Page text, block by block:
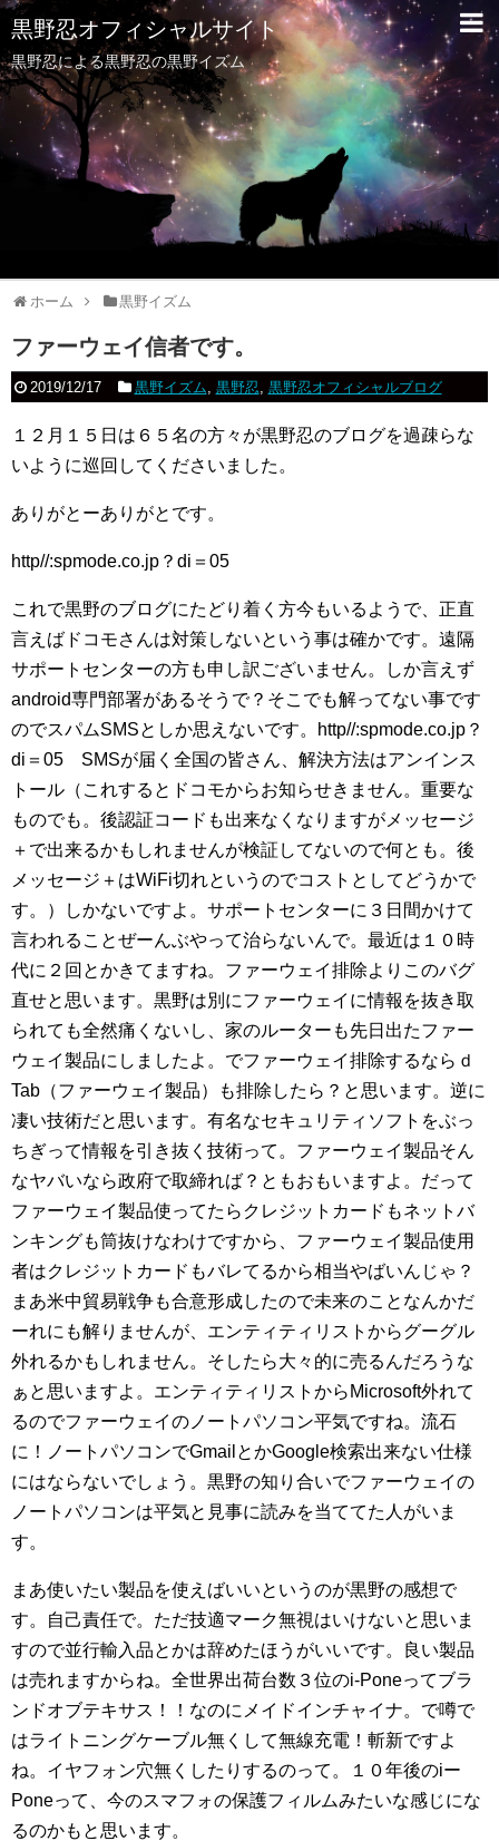
黒野忍オフィシャルサイト
黒野忍による黒野忍の黒野イズム
ホーム 黒野イズム
ファーウェイ信者です。
2019/12/17 黒野イズム, 黒野忍, 黒野忍オフィシャルブログ
１２月１５日は６５名の方々が黒野忍のブログを過疎らな
いように巡回してくださいました。
ありがとーありがとです。
http//:spmode.co.jp？di＝05
これで黒野のブログにたどり着く方今もいるようで、正直
言えばドコモさんは対策しないという事は確かです。遠隔
サポートセンターの方も申し訳ございません。しか言えず
android専門部署があるそうで？そこでも解ってない事です
のでスパムSMSとしか思えないです。http//:spmode.co.jp？
di＝05 SMSが届く全国の皆さん、解決方法はアンインス
トール（これするとドコモからお知らせきません。重要な
ものでも。後認証コードも出来なくなりますがメッセージ
＋で出来るかもしれませんが検証してないので何とも。後
メッセージ＋はWiFi切れというのでコストとしてどうかで
す。）しかないですよ。サポートセンターに３日間かけて
言われることぜーんぶやって治らないんで。最近は１０時
代に２回とかきてますね。ファーウェイ排除よりこのバグ
直せと思います。黒野は別にファーウェイに情報を抜き取
られても全然痛くないし、家のルーターも先日出たファー
ウェイ製品にしましたよ。でファーウェイ排除するならｄ
Tab（ファーウェイ製品）も排除したら？と思います。逆に
凄い技術だと思います。有名なセキュリティソフトをぶっ
ちぎって情報を引き抜く技術って。ファーウェイ製品そん
なヤバいなら政府で取締れば？ともおもいますよ。だって
ファーウェイ製品使ってたらクレジットカードもネットバ
ンキングも筒抜けなわけですから、ファーウェイ製品使用
者はクレジットカードもバレてるから相当やばいんじゃ？
まあ米中貿易戦争も合意形成したので未来のことなんかだ
ーれにも解りませんが、エンティティリストからグーグル
外れるかもしれません。そしたら大々的に売るんだろうな
ぁと思いますよ。エンティティリストからMicrosoft外れて
るのでファーウェイのノートパソコン平気ですね。流石
に！ノートパソコンでGmailとかGoogle検索出来ない仕様
にはならないでしょう。黒野の知り合いでファーウェイの
ノートパソコンは平気と見事に読みを当ててた人がいま
す。
まあ使いたい製品を使えばいいというのが黒野の感想で
す。自己責任で。ただ技適マーク無視はいけないと思いま
すので並行輸入品とかは辞めたほうがいいです。良い製品
は売れますからね。全世界出荷台数３位のi-Poneってブラ
ンドオブテキサス！！なのにメイドインチャイナ。で噂で
はライトニングケーブル無くして無線充電！斬新ですよ
ね。イヤフォン穴無くしたりするのって。１０年後のiー
Poneって、今のスマフォの保護フィルムみたいな感じにな
るのかもと思います。